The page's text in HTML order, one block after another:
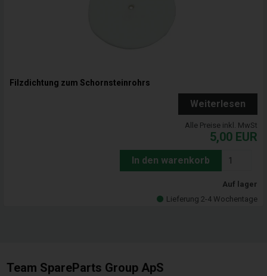
Filzdichtung zum Schornsteinrohrs
Weiterlesen
Alle Preise inkl. MwSt
5,00 EUR
In den warenkorb
Auf lager
Lieferung 2-4 Wochentage
Team SpareParts Group ApS